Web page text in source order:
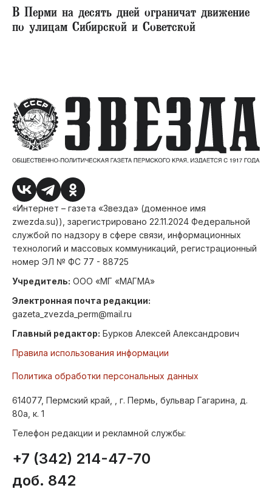
В Перми на десять дней ограничат движение
по улицам Сибирской и Советской
«Интернет – газета «Звезда» (доменное имя
zwezda.su)), зарегистрировано 22.11.2024 Федеральной
службой по надзору в сфере связи, информационных
технологий и массовых коммуникаций, регистрационный
номер ЭЛ № ФС 77 - 88725
Учредитель: ООО «МГ «МАГМА»
Электронная почта редакции:
gazeta_zvezda_perm@mail.ru
Главный редактор: Бурков Алексей Александрович
Правила использования информации
Политика обработки персональных данных
614077, Пермский край, , г. Пермь, бульвар Гагарина, д.
80а, к. 1
Телефон редакции и рекламной службы:
+7 (342) 214-47-70
доб. 842